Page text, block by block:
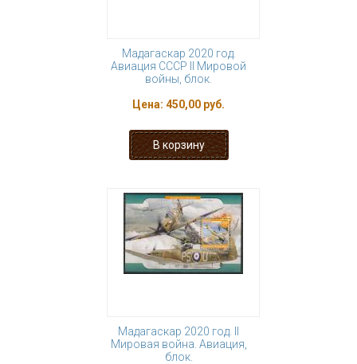
Мадагаскар 2020 год.
Авиация СССР II Мировой
войны, блок.
Цена: 450,00 руб.
Мадагаскар 2020 год. II
Мировая война. Авиация,
блок.